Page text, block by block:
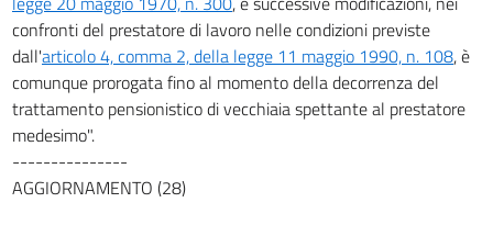
confronti del prestatore di lavoro nelle condizioni previste
dall'articolo 4, comma 2, della legge 11 maggio 1990, n. 108, è
comunque prorogata fino al momento della decorrenza del
trattamento pensionistico di vecchiaia spettante al prestatore
medesimo".
---------------
AGGIORNAMENTO (28)